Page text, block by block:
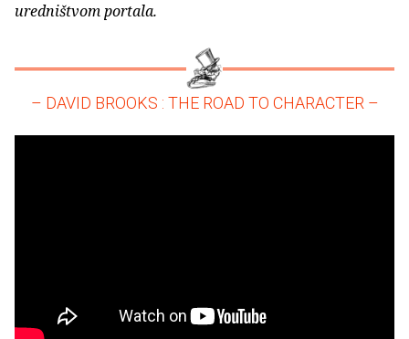
uredništvom portala.
– DAVID BROOKS : THE ROAD TO CHARACTER –